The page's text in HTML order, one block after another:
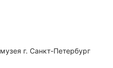
г. Санкт-Петербург